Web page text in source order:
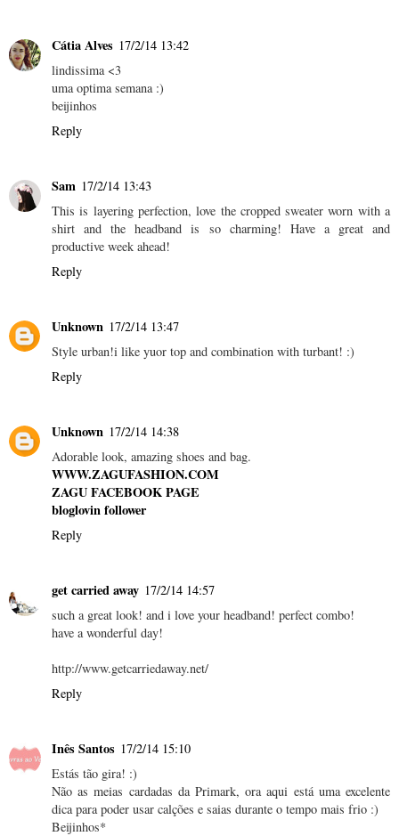
Cátia Alves 17/2/14 13:42
lindissima <3
uma optima semana :)
beijinhos
Reply
Sam 17/2/14 13:43
This is layering perfection, love the cropped sweater worn with a
shirt and the headband is so charming! Have a great and
productive week ahead!
Reply
Unknown 17/2/14 13:47
Style urban!i like yuor top and combination with turbant! :)
Reply
Unknown 17/2/14 14:38
Adorable look, amazing shoes and bag.
WWW.ZAGUFASHION.COM
ZAGU FACEBOOK PAGE
bloglovin follower
Reply
get carried away 17/2/14 14:57
such a great look! and i love your headband! perfect combo!
have a wonderful day!
http://www.getcarriedaway.net/
Reply
Inês Santos 17/2/14 15:10
Estás tão gira! :)
Não as meias cardadas da Primark, ora aqui está uma excelente
dica para poder usar calções e saias durante o tempo mais frio :)
Beijinhos*